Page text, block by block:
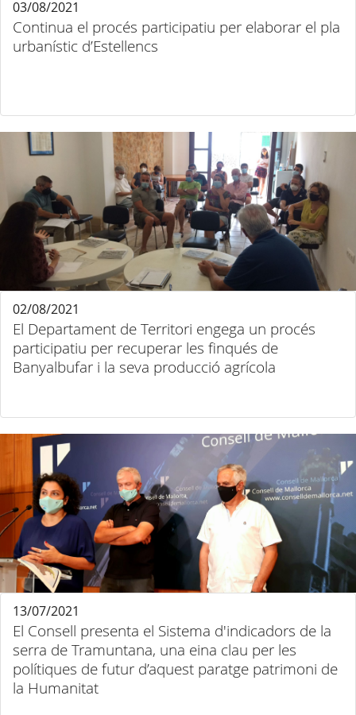
Continua el procés participatiu per elaborar el pla
urbanístic d’Estellencs
03/08/2021
El Departament de Territori engega un procés
participatiu per recuperar les finqués de
Banyalbufar i la seva producció agrícola
02/08/2021
El Consell presenta el Sistema d'indicadors de la
serra de Tramuntana, una eina clau per les
polítiques de futur d’aquest paratge patrimoni de
la Humanitat
13/07/2021